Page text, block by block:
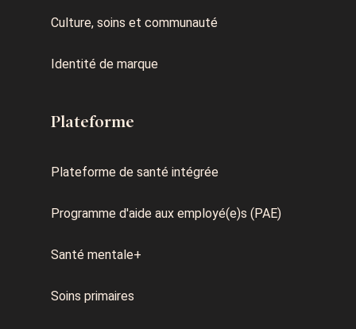
Culture, soins et communauté
Identité de marque
Plateforme
Plateforme de santé intégrée
Programme d'aide aux employé(e)s (PAE)
Santé mentale+
Soins primaires